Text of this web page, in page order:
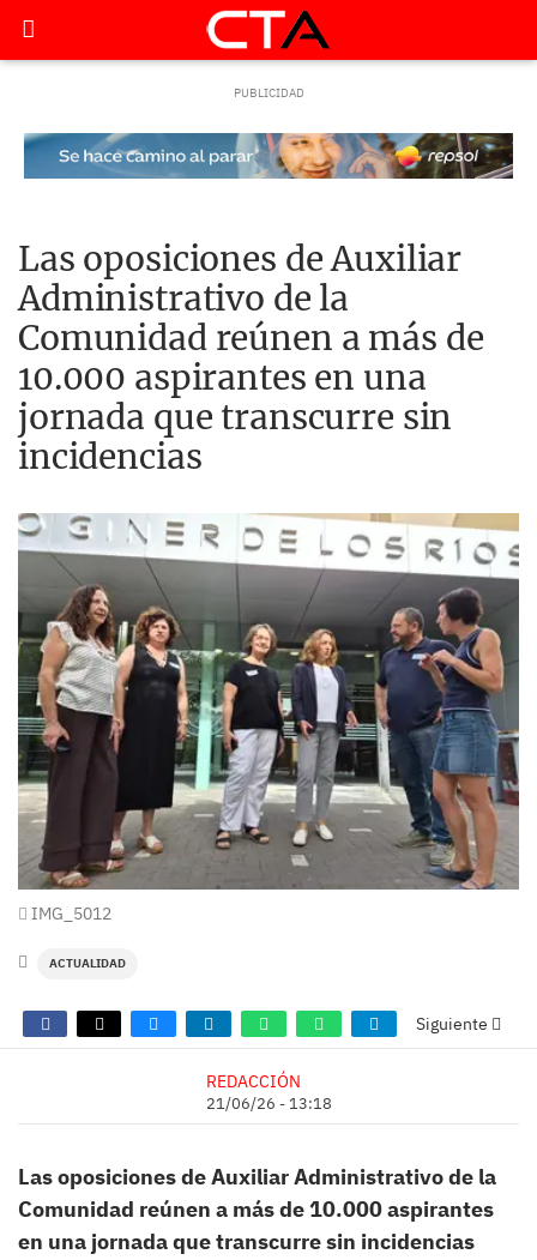
Las oposiciones de Auxiliar
Administrativo de la
Comunidad reúnen a más de
10.000 aspirantes en una
jornada que transcurre sin
incidencias
IMG_5012
ACTUALIDAD
Siguiente
REDACCIÓN
21/06/26 - 13:18
Las oposiciones de Auxiliar Administrativo de la
Comunidad reúnen a más de 10.000 aspirantes
en una jornada que transcurre sin incidencias